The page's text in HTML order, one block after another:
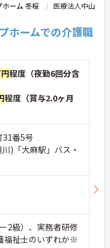
ーム 冬桜
医療法人中山
ホームでの介護職
程度（夜勤6回分含
程度（賞与2.0ヶ月
31番5号
)「大麻駅」バス・
2級）、実務者研修
福祉士のいずれか※